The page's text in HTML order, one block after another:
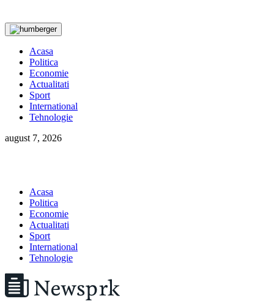
Acasa
Politica
Economie
Actualitati
Sport
International
Tehnologie
august 7, 2026
Acasa
Politica
Economie
Actualitati
Sport
International
Tehnologie